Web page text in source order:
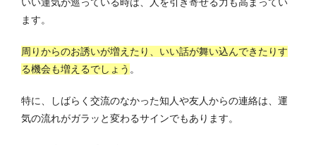
ます。
周りからのお誘いが増えたり、いい話が舞い込んできたりす
る機会も増えるでしょう 。
特に、しばらく交流のなかった知人や友人からの連絡は、運
気の流れがガラッと変わるサインでもあります。